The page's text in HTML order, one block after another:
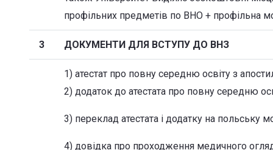
профільних предметів по ВНО + профільна
3 ДОКУМЕНТИ ДЛЯ ВСТУПУ ДО ВНЗ
1) атестат про повну середню освіту з
2) додаток до атестата про повну середню
3) переклад атестата і додатку на польську
4) довідка про проходження медичного